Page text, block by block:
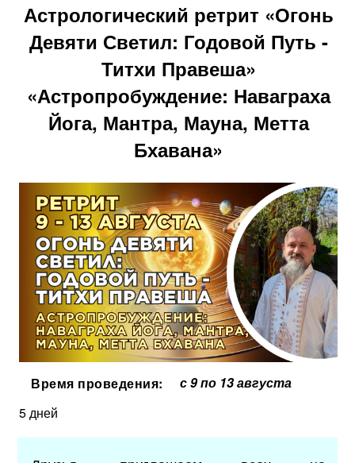
Астрологический ретрит «Огонь
Девяти Светил: Годовой Путь -
Титхи Правеша»
«Астропробуждение: Наваграха
Йога, Мантра, Мауна, Метта
Бхавана»
Время проведения:
с 9 по 13 августа
5 дней